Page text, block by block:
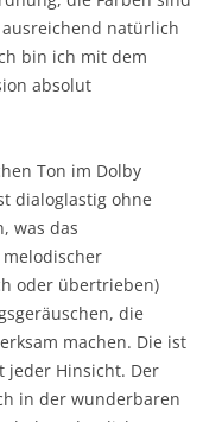
natürlich
bin ich mit dem
absolut
Ton im Dolby
dialoglastig ohne
was das
oder übertrieben)
die
machen. Die ist
jeder Hinsicht. Der
in der wunderbaren